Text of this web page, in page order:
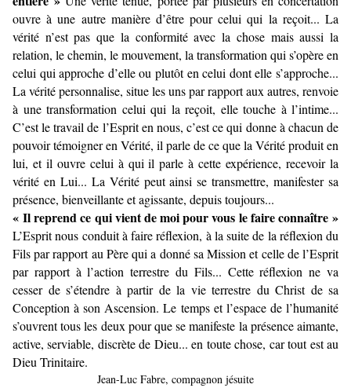
ouvre à une autre manière d’être pour celui qui la reçoit... La
vérité n’est pas que la conformité avec la chose mais aussi la
relation, le chemin, le mouvement, la transformation qui s’opère en
celui qui approche d’elle ou plutôt en celui dont elle s’approche...
La vérité personnalise, situe les uns par rapport aux autres, renvoie
à une transformation celui qui la reçoit, elle touche à l’intime...
C’est le travail de l’Esprit en nous, c’est ce qui donne à chacun de
pouvoir témoigner en Vérité, il parle de ce que la Vérité produit en
lui, et il ouvre celui à qui il parle à cette expérience, recevoir la
vérité en Lui... La Vérité peut ainsi se transmettre, manifester sa
présence, bienveillante et agissante, depuis toujours...
« Il reprend ce qui vient de moi pour vous le faire connaître »
L’Esprit nous conduit à faire réflexion, à la suite de la réflexion du
Fils par rapport au Père qui a donné sa Mission et celle de l’Esprit
par rapport à l’action terrestre du Fils... Cette réflexion ne va
cesser de s’étendre à partir de la vie terrestre du Christ de sa
Conception à son Ascension. Le temps et l’espace de l’humanité
s’ouvrent tous les deux pour que se manifeste la présence aimante,
active, serviable, discrète de Dieu... en toute chose, car tout est au
Dieu Trinitaire.
Jean-Luc Fabre, compagnon jésuite